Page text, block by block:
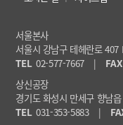
서울본사
서울시 강남구 테헤란로
TEL 02-577-7667 | FAX
상신공장
경기도 화성시 만세구 향남
TEL 031-353-5883 |